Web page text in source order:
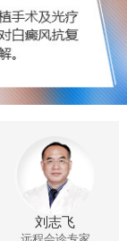
刘志飞